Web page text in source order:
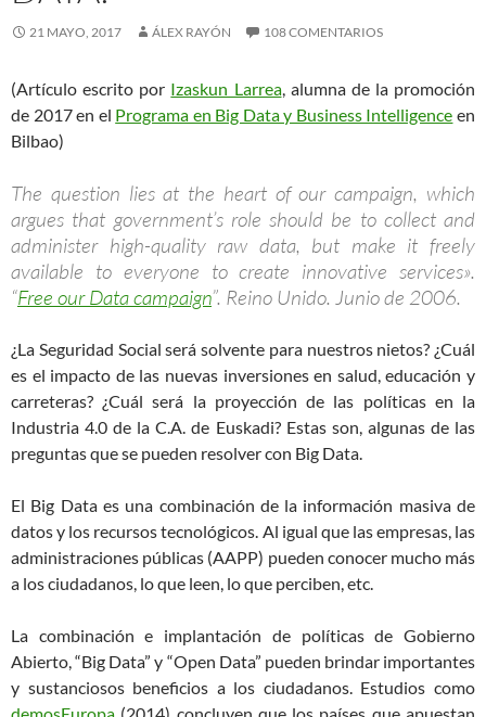
21 MAYO, 2017 ÁLEX RAYÓN 108 COMENTARIOS
(Artículo escrito por Izaskun Larrea, alumna de la promoción
de 2017 en el Programa en Big Data y Business Intelligence en
Bilbao)
The question lies at the heart of our campaign, which
argues that government’s role should be to collect and
administer high-quality raw data, but make it freely
available to everyone to create innovative services».
“Free our Data campaign”. Reino Unido. Junio de 2006.
¿La Seguridad Social será solvente para nuestros nietos? ¿Cuál
es el impacto de las nuevas inversiones en salud, educación y
carreteras? ¿Cuál será la proyección de las políticas en la
Industria 4.0 de la C.A. de Euskadi? Estas son, algunas de las
preguntas que se pueden resolver con Big Data.
El Big Data es una combinación de la información masiva de
datos y los recursos tecnológicos. Al igual que las empresas, las
administraciones públicas (AAPP) pueden conocer mucho más
a los ciudadanos, lo que leen, lo que perciben, etc.
La combinación e implantación de políticas de Gobierno
Abierto, “Big Data” y “Open Data” pueden brindar importantes
y sustanciosos beneficios a los ciudadanos. Estudios como